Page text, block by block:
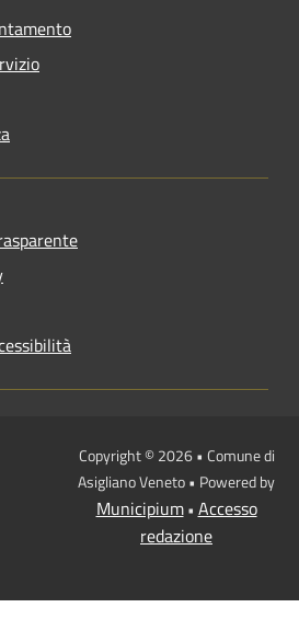
Copyright © 2026 • Comune di
Asigliano Veneto • Powered by
Municipium• Accesso
redazione